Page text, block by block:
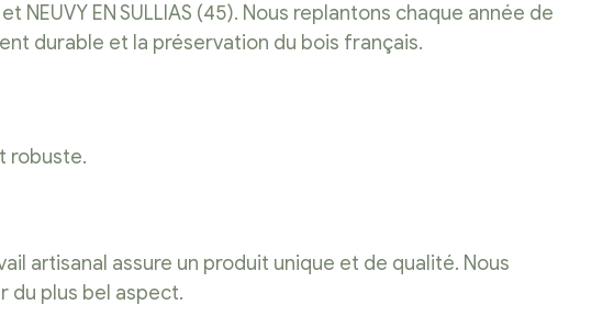
NEUVY EN SULLIAS (45). Nous replantons chaque année de
durable et la préservation du bois français.
robuste.
artisanal assure un produit unique et de qualité. Nous
du plus bel aspect.